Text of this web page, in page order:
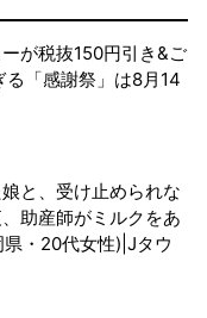
ーが税抜150円引き&ご
「感謝祭」は8月14
と、受け止められな
助産師がミルクをあ
・20代女性)|Jタウ